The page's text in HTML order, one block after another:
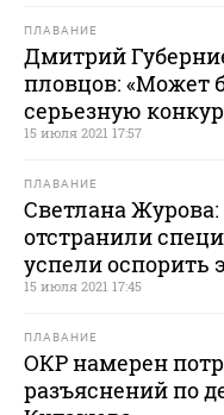
ПЛАВАНИЕ
Дмитрий
пловцов: «Может
серьезную
15 июля 2021 17:57
ПЛАВАНИЕ
Светлана
отстранили
успели оспорить
15 июля 2021 17:45
ПЛАВАНИЕ
ОКР намерен
разъяснений по